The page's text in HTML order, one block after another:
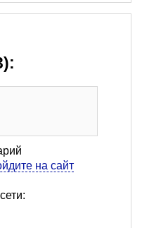
на сайт